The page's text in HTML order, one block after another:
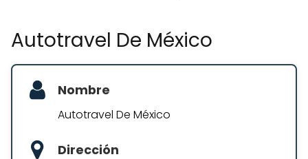
Autotravel De México
Nombre
Autotravel De México
Dirección